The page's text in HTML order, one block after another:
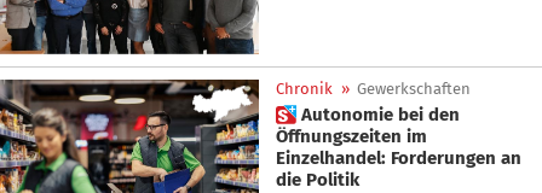
Chronik » Gewerkschaften
 Autonomie bei den
Öffnungszeiten im
Einzelhandel: Forderungen an
die Politik